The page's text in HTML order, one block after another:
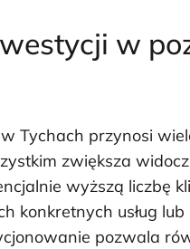
w
Tychach przynosi
zwiększa
wyższą liczbę
konkretnych usług
pozwala